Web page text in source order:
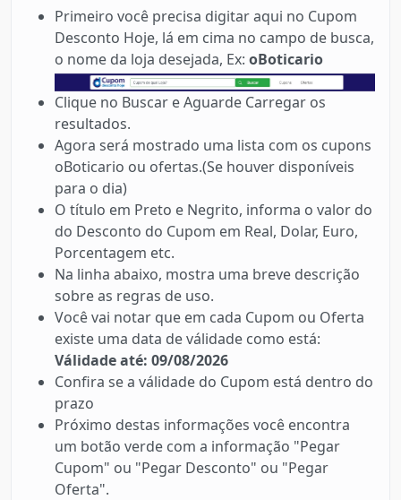
Primeiro você precisa digitar aqui no Cupom
Desconto Hoje, lá em cima no campo de busca,
o nome da loja desejada, Ex: oBoticario
Clique no Buscar e Aguarde Carregar os
resultados.
Agora será mostrado uma lista com os cupons
oBoticario ou ofertas.(Se houver disponíveis
para o dia)
O título em Preto e Negrito, informa o valor do
do Desconto do Cupom em Real, Dolar, Euro,
Porcentagem etc.
Na linha abaixo, mostra uma breve descrição
sobre as regras de uso.
Você vai notar que em cada Cupom ou Oferta
existe uma data de válidade como está:
Válidade até: 09/08/2026
Confira se a válidade do Cupom está dentro do
prazo
Próximo destas informações você encontra
um botão verde com a informação "Pegar
Cupom" ou "Pegar Desconto" ou "Pegar
Oferta".